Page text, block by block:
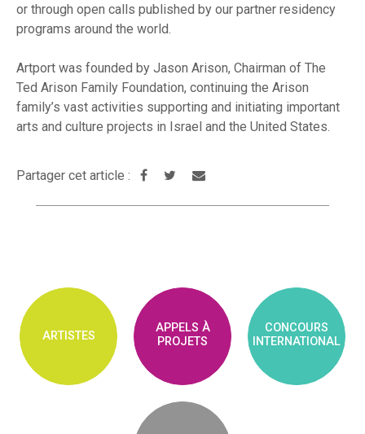
or through open calls published by our partner residency
programs around the world.
Artport was founded by Jason Arison, Chairman of The
Ted Arison Family Foundation, continuing the Arison
family’s vast activities supporting and initiating important
arts and culture projects in Israel and the United States.
Partager cet article :
ARTISTES
APPELS À
PROJETS
CONCOURS
INTERNATIONAL